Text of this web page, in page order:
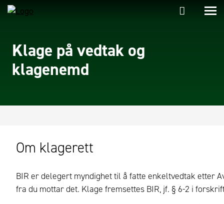
Klage på vedtak og
klagenemd
Om klagerett
BIR er delegert myndighet til å fatte enkeltvedtak etter
fra du mottar det. Klage fremsettes BIR, jf. § 6-2 i